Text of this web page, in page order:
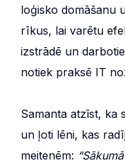
loģisko domāšanu
rīkus, lai varētu
izstrādē un
notiek praksē IT
Samanta atzīst, ka
un ļoti lēni, kas
meitenēm: